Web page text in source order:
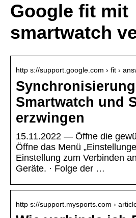
Google fit mit
smartwatch
http s://support.google.com › fit ›
Smartwatch und
erzwingen
15.11.2022 — Öffne die
Öffne das Menü
Einstellung zum Verbinden
Geräte. · Folge der …
http s://support.mysports.com ›